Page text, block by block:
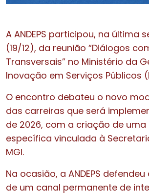
A ANDEPS participou, na última
(19/12), da reunião “Diálogos
Transversais” no Ministério da
Inovação em Serviços Públicos
O encontro debateu o novo
das carreiras que será
de 2026, com a criação de
específica vinculada à
MGI.
Na ocasião, a ANDEPS
de um canal permanente de